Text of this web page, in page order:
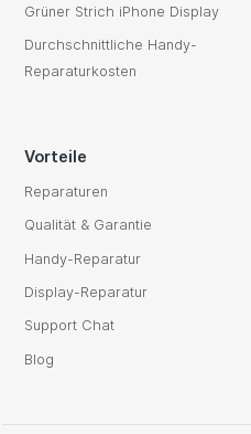
Grüner Strich iPhone Display
Durchschnittliche Handy-
Reparaturkosten
Vorteile
Reparaturen
Qualität & Garantie
Handy-Reparatur
Display-Reparatur
Support Chat
Blog